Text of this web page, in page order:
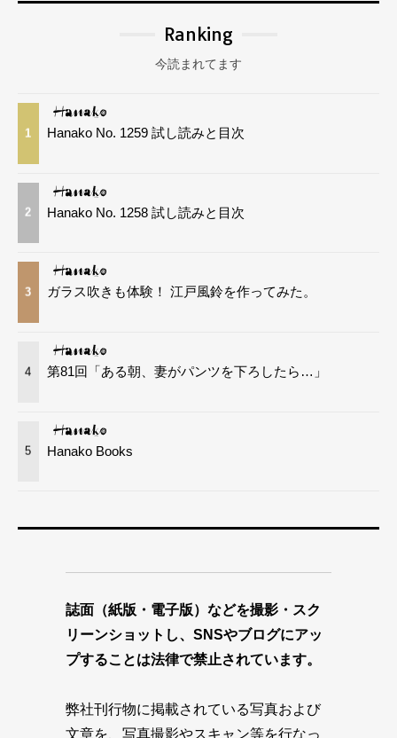
Ranking
今読まれてます
1 Hanako No. 1259 試し読みと目次
2 Hanako No. 1258 試し読みと目次
3 ガラス吹きも体験！ 江戸風鈴を作ってみた。
4 第81回「ある朝、妻がパンツを下ろしたら…」
5 Hanako Books
誌面（紙版・電子版）などを撮影・スク
リーンショットし、SNSやブログにアッ
プすることは法律で禁止されています。
弊社刊行物に掲載されている写真および
文章を、写真撮影やスキャン等を行なっ